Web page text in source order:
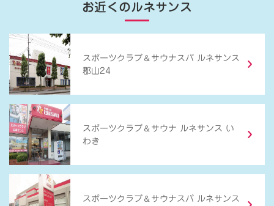
お近くのルネサンス
スポーツクラブ ＆ サウナスパ ルネサンス
郡山24
スポーツクラブ ＆ サウナ ルネサンス い
わき
スポーツクラブ ＆ サウナスパ ルネサンス